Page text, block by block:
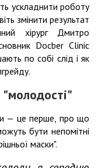
ускладнити роботу
змінити результат
хірург Дмитро
Docber Clinic
по собі слід і як
— це перше, про що
бути непомітні
маски".